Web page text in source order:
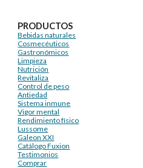
PRODUCTOS
Bebidas naturales
Cosmecéuticos
Gastronómicos
Limpieza
Nutrición
Revitaliza
Control de peso
Antiedad
Sistema inmune
Vigor mental
Rendimiento físico
Lussome
Galeon XXI
Catálogo Fuxion
Testimonios
Comprar